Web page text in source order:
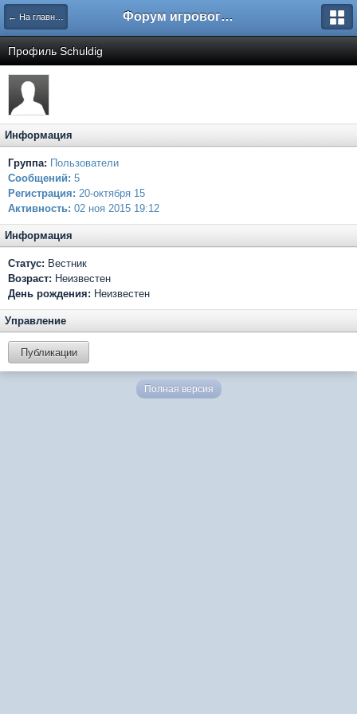
← На главную Форум игрового проекта Riverrise
Профиль Schuldig
Информация
Группа: Пользователи
Сообщений: 5
Регистрация: 20-октября 15
Активность: 02 ноя 2015 19:12
Информация
Статус: Вестник
Возраст: Неизвестен
День рождения: Неизвестен
Управление
Публикации
Полная версия